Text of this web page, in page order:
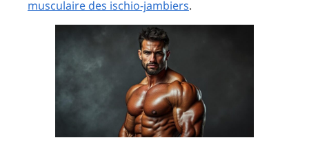
musculaire des ischio-jambiers.